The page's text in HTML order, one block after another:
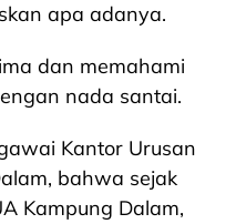
apa adanya.
dan memahami
nada santai.
Kantor Urusan
bahwa sejak
Kampung Dalam,